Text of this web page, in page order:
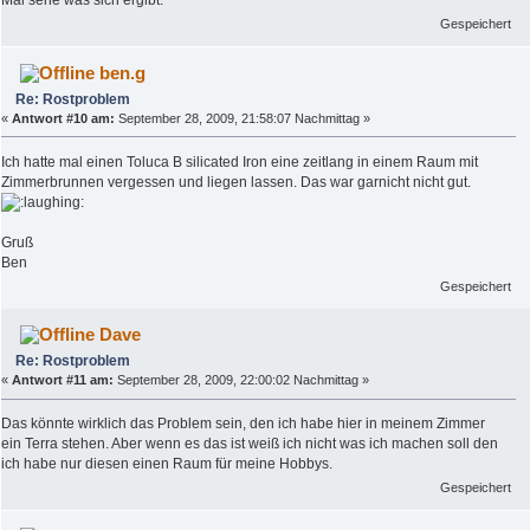
Gespeichert
ben.g
Re: Rostproblem
« Antwort #10 am: September 28, 2009, 21:58:07 Nachmittag »
Ich hatte mal einen Toluca B silicated Iron eine zeitlang in einem Raum mit
Zimmerbrunnen vergessen und liegen lassen. Das war garnicht nicht gut.
Gruß
Ben
Gespeichert
Dave
Re: Rostproblem
« Antwort #11 am: September 28, 2009, 22:00:02 Nachmittag »
Das könnte wirklich das Problem sein, den ich habe hier in meinem Zimmer
ein Terra stehen. Aber wenn es das ist weiß ich nicht was ich machen soll den
ich habe nur diesen einen Raum für meine Hobbys.
Gespeichert